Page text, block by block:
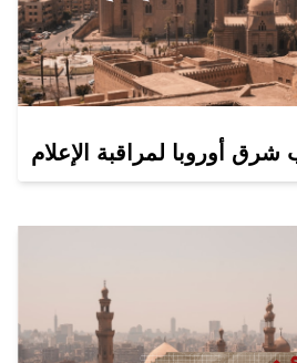
أوروبا لمراقبة الإعلام